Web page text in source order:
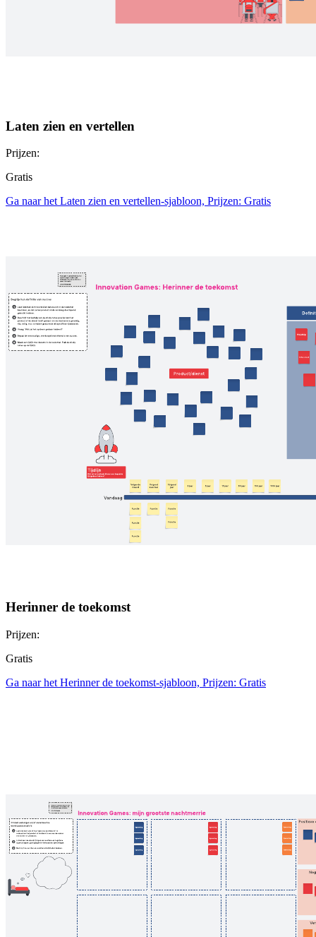
Laten zien en vertellen
Prijzen:
Gratis
Ga naar het Laten zien en vertellen-sjabloon, Prijzen: Gratis
Herinner de toekomst
Prijzen:
Gratis
Ga naar het Herinner de toekomst-sjabloon, Prijzen: Gratis